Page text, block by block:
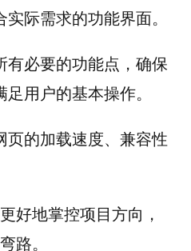
际需求的功能界面。
有必要的功能点，确保
用户的基本操作。
页的加载速度、兼容性
好地掌控项目方向，
路。